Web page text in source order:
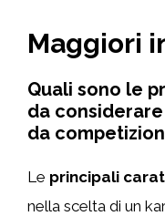
Maggiori
Quali sono le
da
da
Le principali
nella scelta di un